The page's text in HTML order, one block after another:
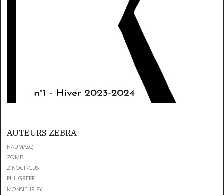
AUTEURS ZEBRA
NAUMASQ
ZOMBI
ZINOCIRCUS
PHILGREFF
MONSIEUR PYL